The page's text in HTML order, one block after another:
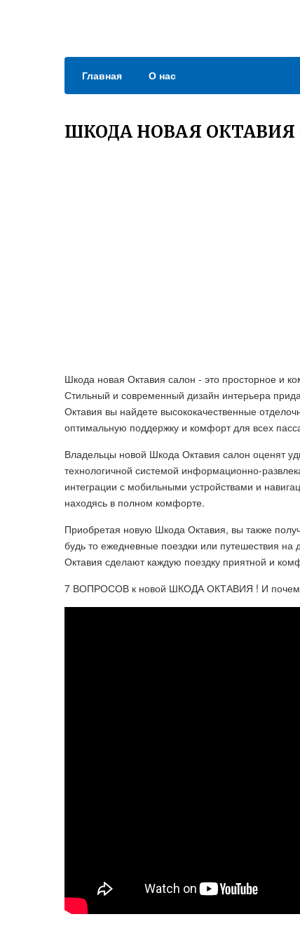
Главная О нас
ШКОДА НОВАЯ ОКТАВИЯ
Шкода новая Октавия салон - это просторное и
Стильный и современный дизайн интерьера
Октавия вы найдете высококачественные
оптимальную поддержку и комфорт для всех
Владельцы новой Шкода Октавия салон оценят
технологичной системой информационно-
интеграции с мобильными устройствами и
находясь в полном комфорте.
Приобретая новую Шкода Октавия, вы также
будь то ежедневные поездки или путешествия
Октавия сделают каждую поездку приятной и
7 ВОПРОСОВ к новой ШКОДА ОКТАВИЯ ! И почему